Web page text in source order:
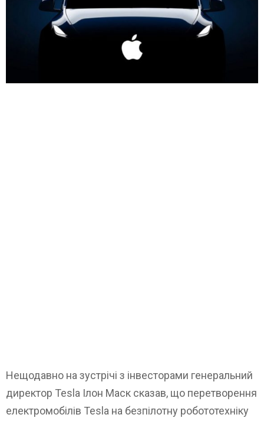
Нещодавно на зустрічі з інвесторами генеральний
директор Tesla Ілон Маск сказав, що перетворення
електромобілів Tesla на безпілотну робототехніку